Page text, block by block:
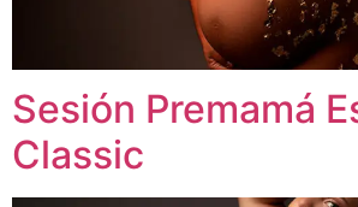
Sesión Premamá
Classic